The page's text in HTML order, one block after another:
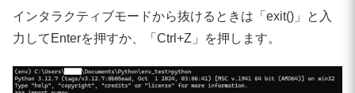
インタラクティブモードから抜けるときは「exit()」と入
力してEnterを押すか、「Ctrl+Z」を押します。